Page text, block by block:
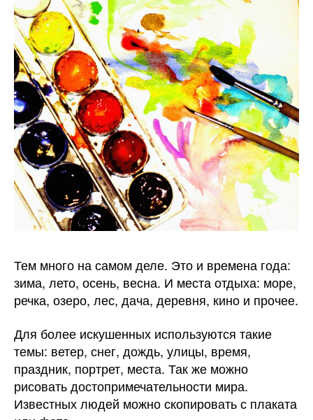
Тем много на самом деле. Это и времена года:
зима, лето, осень, весна. И места отдыха: море,
речка, озеро, лес, дача, деревня, кино и прочее.
Для более искушенных используются такие
темы: ветер, снег, дождь, улицы, время,
праздник, портрет, места. Так же можно
рисовать достопримечательности мира.
Известных людей можно скопировать с плаката